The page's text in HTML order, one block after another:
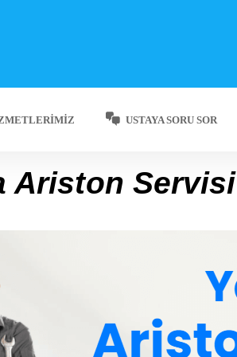
USTAYA SORU SOR
Ariston Servisi